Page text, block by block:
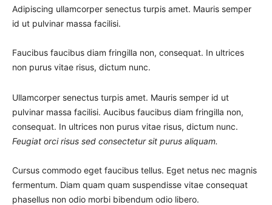
Adipiscing ullamcorper senectus turpis amet. Mauris semper
id ut pulvinar massa facilisi.
Faucibus faucibus diam fringilla non, consequat. In ultrices
non purus vitae risus, dictum nunc.
Ullamcorper senectus turpis amet. Mauris semper id ut
pulvinar massa facilisi. Aucibus faucibus diam fringilla non,
consequat. In ultrices non purus vitae risus, dictum nunc.
Feugiat orci risus sed consectetur sit purus aliquam.
Cursus commodo eget faucibus tellus. Eget netus nec magnis
fermentum. Diam quam quam suspendisse vitae consequat
phasellus non odio morbi bibendum odio libero.